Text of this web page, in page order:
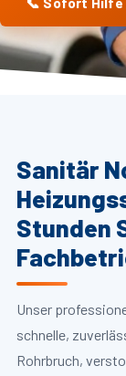
Sanitär
Stunden
Unser
schnelle,
Rohrbruch,